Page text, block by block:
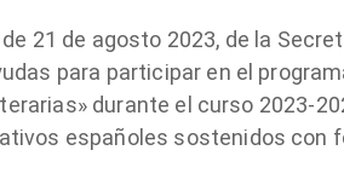
21 de agosto 2023, de la
para participar en el
durante el curso 2023-
españoles sostenidos con